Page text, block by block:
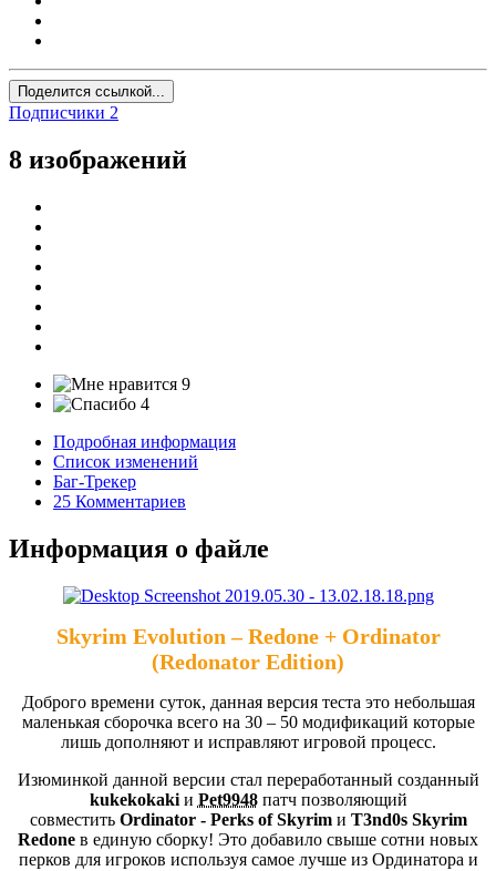
Поделится ссылкой...
Подписчики 2
8 изображений
9
4
Подробная информация
Список изменений
Баг-Трекер
25 Комментариев
Информация о файле
Skyrim Evolution – Redone + Ordinator
(Redonator Edition)
Доброго времени суток, данная версия теста это небольшая
маленькая сборочка всего на 30 – 50 модификаций которые
лишь дополняют и исправляют игровой процесс.
Изюминкой данной версии стал переработанный созданный
kukekokakiи Pet9948 патч позволяющий
совместить Ordinator - Perks of Skyrimи T3nd0s Skyrim
Redone в единую сборку! Это добавило свыше сотни новых
перков для игроков используя самое лучше из Ординатора и